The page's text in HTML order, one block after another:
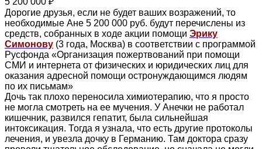
Дорогие друзья, если не будет ваших возражений, то
необходимые Ане 5 200 000 руб. будут перечислены из
средств, собранных в ходе акции помощи Эрику
Симонову (3 года, Москва) в соответствии с программой
Русфонда «Организация пожертвований при помощи
СМИ и интернета от физических и юридических лиц для
оказания адресной помощи остронуждающимся людям
по их письмам»
Дочь так плохо переносила химиотерапию, что я просто
не могла смотреть на ее мучения. У Анечки не работал
кишечник, развился гепатит, была сильнейшая
интоксикация. Тогда я узнала, что есть другие протоколы
лечения, и увезла дочку в Германию. Там доктора сразу